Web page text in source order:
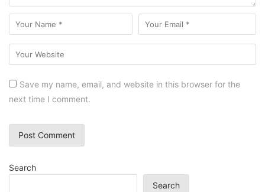
Save my name, email, and website in this browser for the
next time I comment.
Search
Search